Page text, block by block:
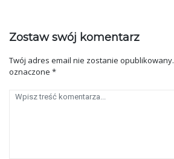
Zostaw swój komentarz
Twój adres email nie zostanie opublikowany.
oznaczone *